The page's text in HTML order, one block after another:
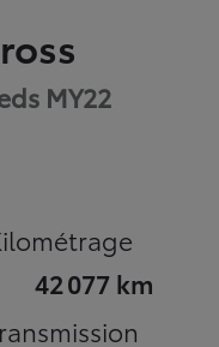
MY22
42 077 km